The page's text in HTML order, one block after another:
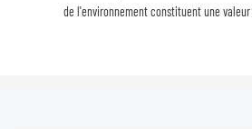
de l'environnement constituent une